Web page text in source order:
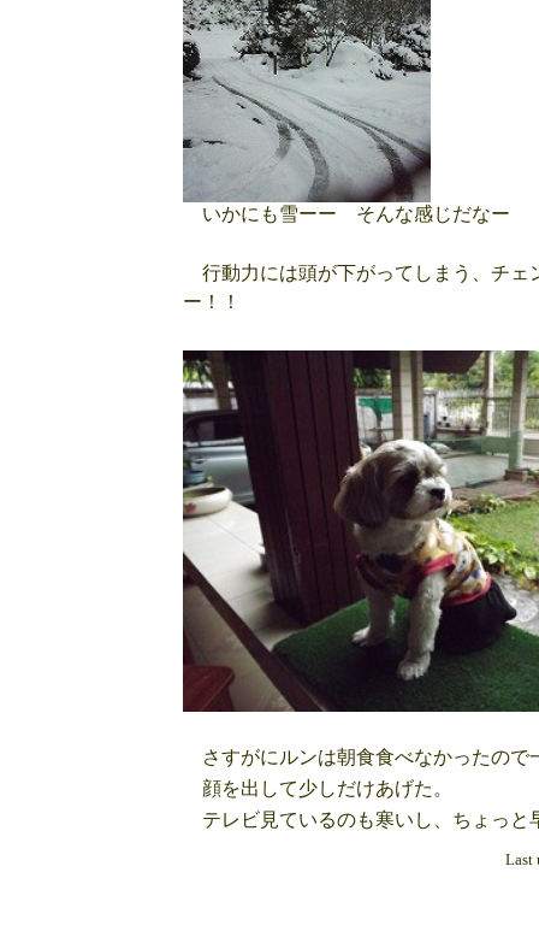
いかにも雪ーー そんな感じだなー
行動力には頭が下がってしまう、チェ
ー！！
さすがにルンは朝食食べなかったので
顔を出して少しだけあげた。
テレビ見ているのも寒いし、ちょっと
Last